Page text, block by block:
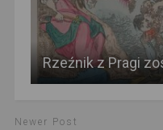
Rzeźnik z Pragi
Newer Post